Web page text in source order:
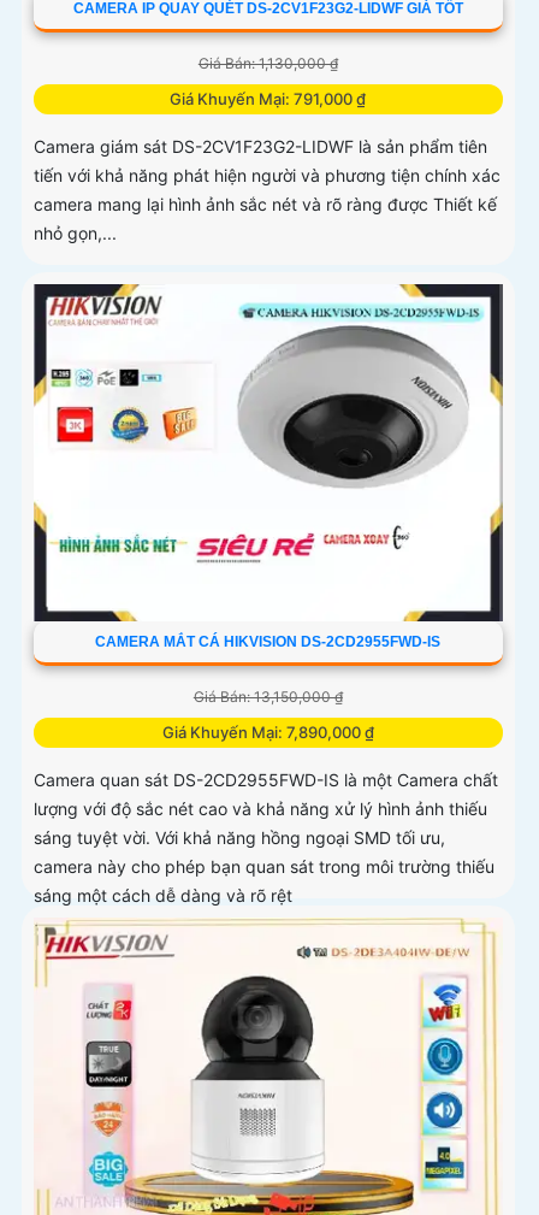
CAMERA IP QUAY QUÉT DS-2CV1F23G2-LIDWF GIÁ TỐT
Giá Bán: 1,130,000 ₫
Giá Khuyến Mại: 791,000 ₫
Camera giám sát DS-2CV1F23G2-LIDWF là sản phẩm tiên
tiến với khả năng phát hiện người và phương tiện chính xác
camera mang lại hình ảnh sắc nét và rõ ràng được Thiết kế
nhỏ gọn,...
CAMERA MẮT CÁ HIKVISION DS-2CD2955FWD-IS
Giá Bán: 13,150,000 ₫
Giá Khuyến Mại: 7,890,000 ₫
Camera quan sát DS-2CD2955FWD-IS là một Camera chất
lượng với độ sắc nét cao và khả năng xử lý hình ảnh thiếu
sáng tuyệt vời. Với khả năng hồng ngoại SMD tối ưu,
camera này cho phép bạn quan sát trong môi trường thiếu
sáng một cách dễ dàng và rõ rệt